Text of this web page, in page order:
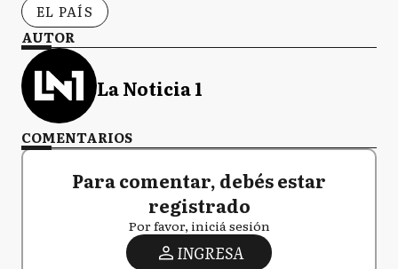
EL PAÍS
AUTOR
La Noticia 1
COMENTARIOS
Para comentar, debés estar
registrado
Por favor, iniciá sesión
INGRESA